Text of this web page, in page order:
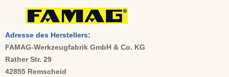
Adresse des Herstellers:
FAMAG-Werkzeugfabrik GmbH & Co. KG
Rather Str. 29
42855 Remscheid